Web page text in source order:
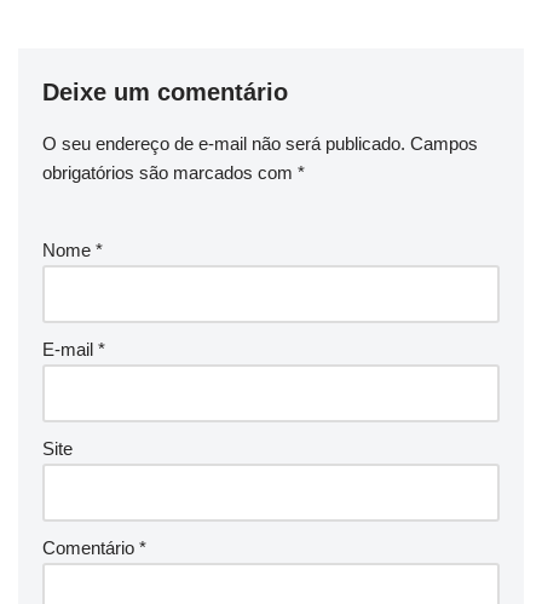
Deixe um comentário
O seu endereço de e-mail não será publicado. Campos
obrigatórios são marcados com *
Nome *
E-mail *
Site
Comentário *